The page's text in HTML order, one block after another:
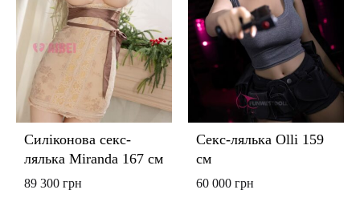
Силіконова секс-
лялька Miranda 167 см
89 300 грн
Секс-лялька Olli 159
см
60 000 грн